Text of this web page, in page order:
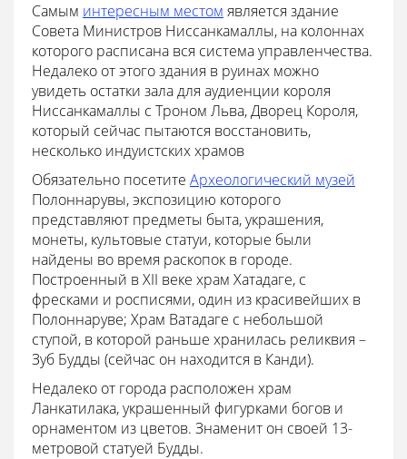
Самым интересным местом является здание
Совета Министров Ниссанкамаллы, на колоннах
которого расписана вся система управленчества.
Недалеко от этого здания в руинах можно
увидеть остатки зала для аудиенции короля
Ниссанкамаллы с Троном Льва, Дворец Короля,
который сейчас пытаются восстановить,
несколько индуистских храмов
Обязательно посетите Археологический музей
Полоннарувы, экспозицию которого
представляют предметы быта, украшения,
монеты, культовые статуи, которые были
найдены во время раскопок в городе.
Построенный в XII веке храм Хатадаге, с
фресками и росписями, один из красивейших в
Полоннаруве; Храм Ватадаге с небольшой
ступой, в которой раньше хранилась реликвия –
Зуб Будды (сейчас он находится в Канди).
Недалеко от города расположен храм
Ланкатилака, украшенный фигурками богов и
орнаментом из цветов. Знаменит он своей 13-
метровой статуей Будды.